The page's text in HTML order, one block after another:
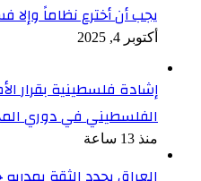
يجب أن أخترع نظاماً
أكتوبر 4, 2025
إشادة فلسطينية بقرار
الفلسطيني في دوري
منذ 13 ساعة